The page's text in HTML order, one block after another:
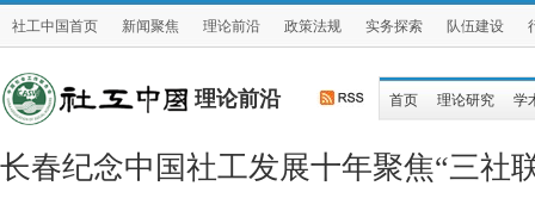
社工中国首页 新闻聚焦 理论前沿 政策法规 实务探索 队伍建设
理论前沿 首页 理论研究 学
长春纪念中国社工发展十年聚焦“三社